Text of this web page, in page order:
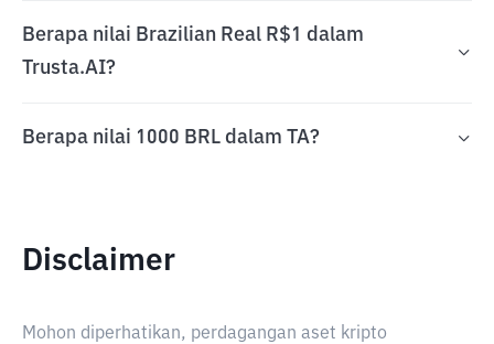
Berapa nilai Brazilian Real R$1 dalam
Trusta.AI?
Berapa nilai 1000 BRL dalam TA?
Disclaimer
Mohon diperhatikan, perdagangan aset kripto